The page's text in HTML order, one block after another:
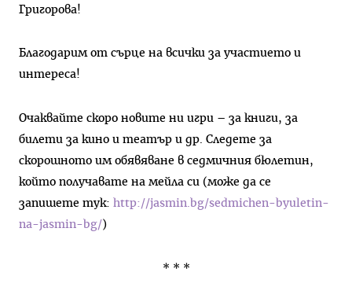
Григорова!
Благодарим от сърце на всички за участието и
интереса!
Очаквайте скоро новите ни игри – за книги, за
билети за кино и театър и др. Следете за
скорошното им обявяване в седмичния бюлетин,
който получавате на мейла си (може да се
запишете тук: http://jasmin.bg/sedmichen-byuletin-
na-jasmin-bg/ )
* * *